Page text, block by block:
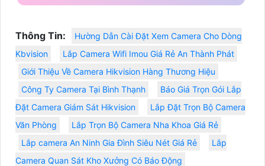
Thông Tin:
Hường Dẫn Cài Đặt Xem Camera Cho Dòng
Kbvision
Lắp Camera Wifi Imou Giá Rẻ An Thành Phát
Giới Thiệu Về Camera Hikvision Hàng Thương Hiệu
Công Ty Camera Tại Bình Thạnh
Báo Giá Trọn Gói Lắp
Đặt Camera Giám Sát Hikvision
Lắp Đặt Trọn Bộ Camera
Văn Phòng
Lắp Trọn Bộ Camera Nha Khoa Giá Rẻ
Lắp camera An Ninh Gia Đình Siêu Nét Giá Rẻ
Lắp
Camera Quan Sát Kho Xưởng Có Báo Động